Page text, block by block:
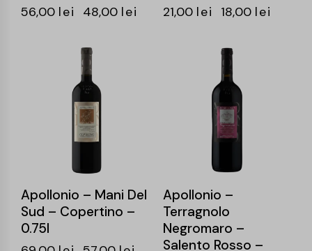
56,00 lei 48,00 lei 21,00 lei 18,00 lei
Apollonio – Mani Del
Sud – Copertino –
0.75l
Apollonio –
Terragnolo
Negromaro –
Salento Rosso –